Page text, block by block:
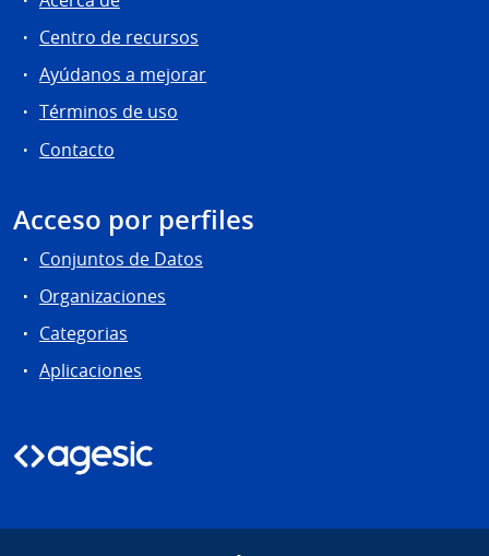
Centro de recursos
Ayúdanos a mejorar
Términos de uso
Contacto
Acceso por perfiles
Conjuntos de Datos
Organizaciones
Categorias
Aplicaciones